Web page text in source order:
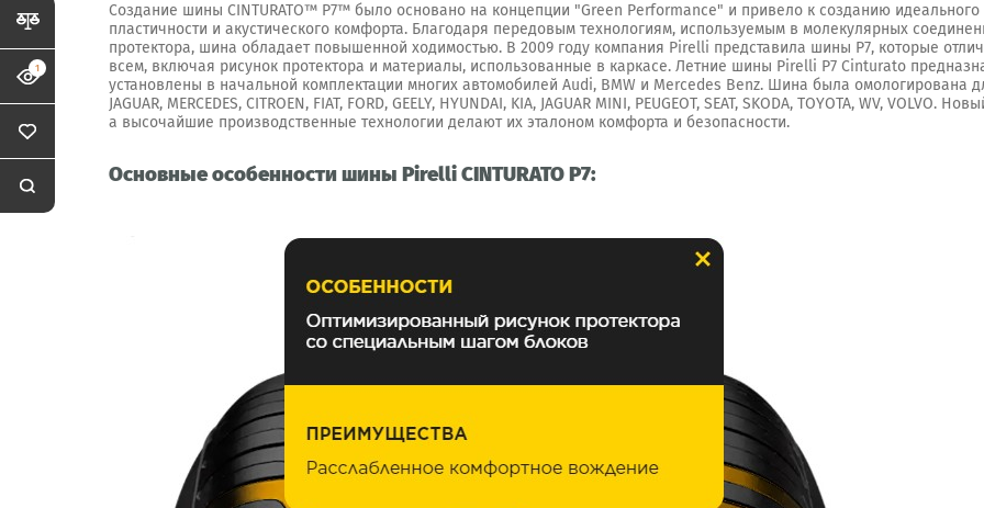
Создание шины CINTURATO™ P7™ было основано на концепции "Green Performance" и привело к созданию
пластичности и акустического комфорта. Благодаря передовым технологиям, используемым в молекулярных
протектора, шина обладает повышенной ходимостью. В 2009 году компания Pirelli представила шины P7, которые
всем, включая рисунок протектора и материалы, использованные в каркасе. Летние шины Pirelli P7 Cinturato
установлены в начальной комплектации многих автомобилей Audi, BMW и Mercedes Benz. Шина была омологирована
JAGUAR, MERCEDES, CITROEN, FIAT, FORD, GEELY, HYUNDAI, KIA, JAGUAR MINI, PEUGEOT, SEAT, SKODA, TOYOTA, WV,
а высочайшие производственные технологии делают их эталоном комфорта и безопасности.
Основные особенности шины Pirelli CINTURATO P7:
1